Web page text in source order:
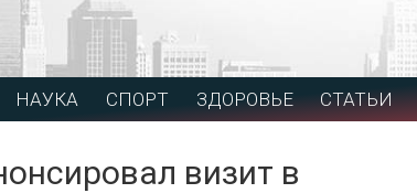
НАУКА СПОРТ ЗДОРОВЬЕ СТАТЬИ
визит в